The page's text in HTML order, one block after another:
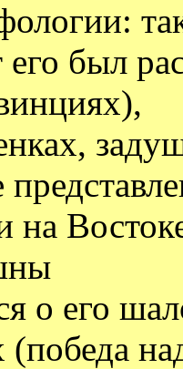
его был
на
о его